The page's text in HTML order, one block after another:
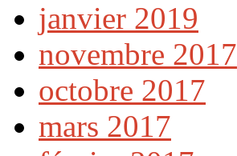
janvier 2019
novembre 2017
octobre 2017
mars 2017